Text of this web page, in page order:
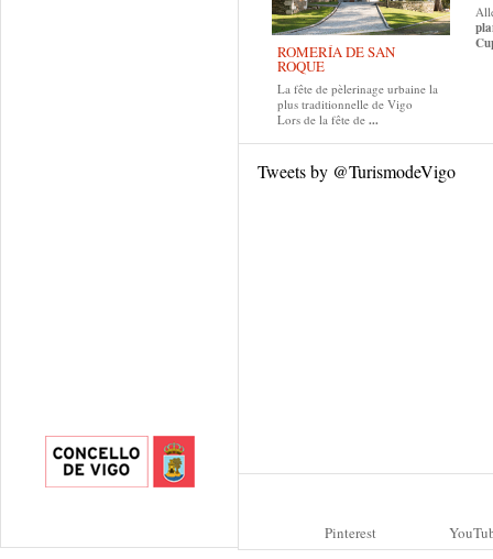
ROMERÍA DE SAN
ROQUE
La fête de pèlerinage urbaine la
plus traditionnelle de Vigo
Lors de la fête de ...
Tweets by @TurismodeVigo
Pinterest